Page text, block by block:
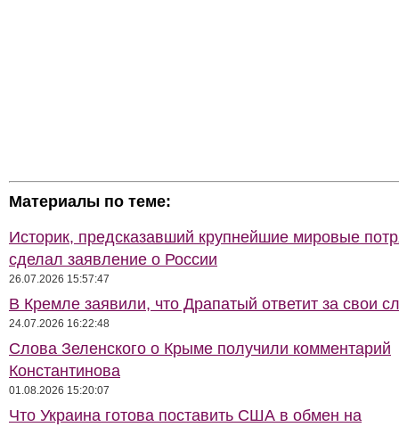
Материалы по теме:
Историк, предсказавший крупнейшие мировые
сделал заявление о России
26.07.2026 15:57:47
В Кремле заявили, что Драпатый ответит за свои
24.07.2026 16:22:48
Слова Зеленского о Крыме получили комментарий
Константинова
01.08.2026 15:20:07
Что Украина готова поставить США в обмен на